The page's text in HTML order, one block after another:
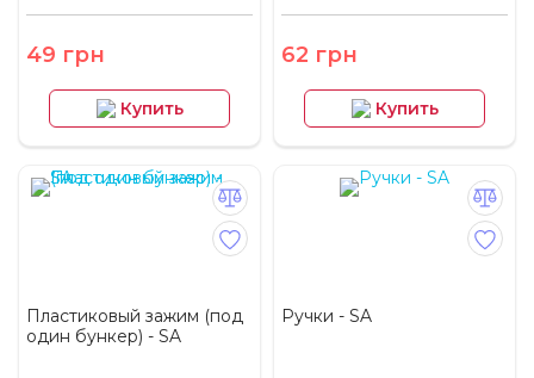
49 грн
Купить
62 грн
Купить
Пластиковый зажим (под
один бункер) - SA
Ручки - SA